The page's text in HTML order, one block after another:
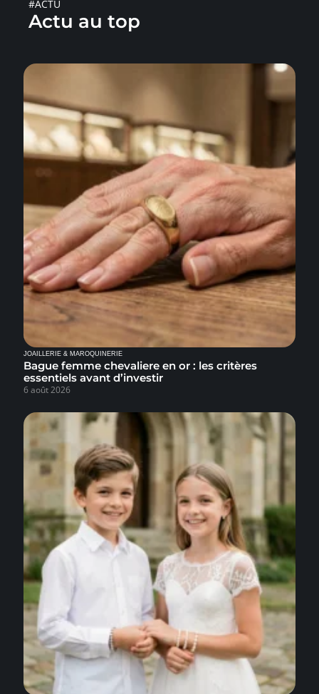
#ACTU
Actu au top
JOAILLERIE & MAROQUINERIE
Bague femme chevaliere en or : les critères
essentiels avant d’investir
6 août 2026